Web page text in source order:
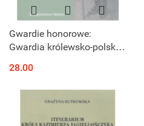
Gwardie honorowe:
Gwardia królewsko-polska i
latach 1806–1831
28.00